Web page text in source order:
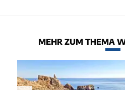
MEHR ZUM THEMA